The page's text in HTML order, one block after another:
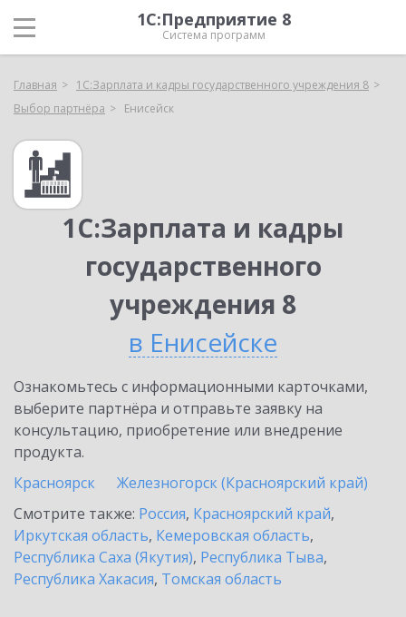
1С:Предприятие 8
Система программ
Главная
1С:Зарплата и кадры государственного учреждения 8
Выбор партнёра
Енисейск
1С:Зарплата и кадры
государственного
учреждения 8
в Енисейске
Ознакомьтесь с информационными карточками,
выберите партнёра и отправьте заявку на
консультацию, приобретение или внедрение
продукта.
Красноярск
Железногорск (Красноярский край)
Смотрите также: Россия, Красноярский край,
Иркутская область, Кемеровская область,
Республика Саха (Якутия), Республика Тыва,
Республика Хакасия, Томская область